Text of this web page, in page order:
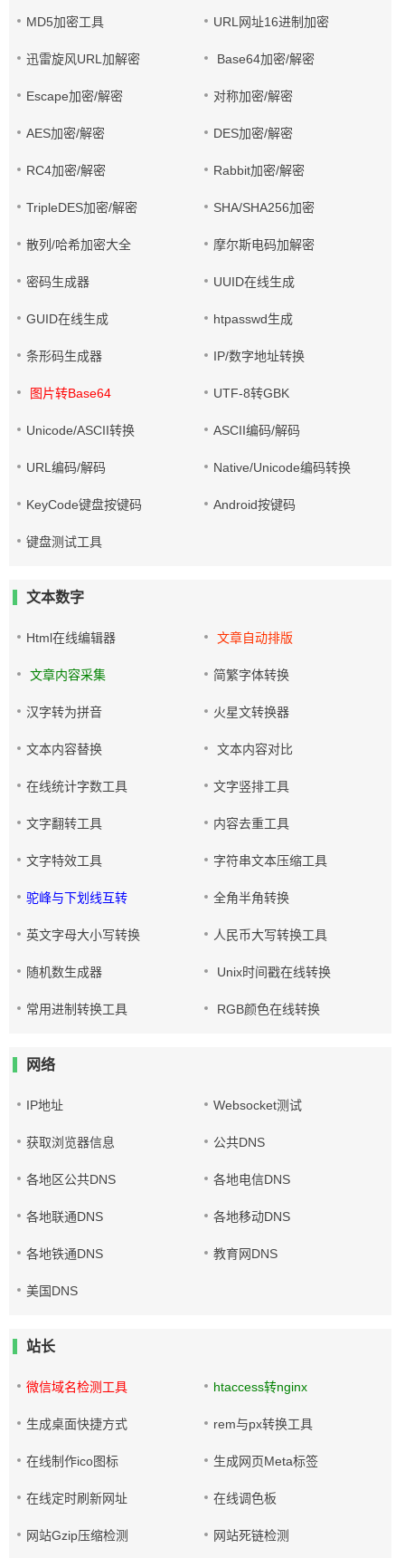
MD5加密工具 URL网址16进制加密
迅雷旋风URL加解密 Base64加密/解密
Escape加密/解密 对称加密/解密
AES加密/解密 DES加密/解密
RC4加密/解密 Rabbit加密/解密
TripleDES加密/解密 SHA/SHA256加密
散列/哈希加密大全 摩尔斯电码加解密
密码生成器 UUID在线生成
GUID在线生成 htpasswd生成
条形码生成器 IP/数字地址转换
图片转Base64 UTF-8转GBK
Unicode/ASCII转换 ASCII编码/解码
URL编码/解码 Native/Unicode编码转换
KeyCode键盘按键码 Android按键码
键盘测试工具
文本数字
Html在线编辑器 文章自动排版
文章内容采集 简繁字体转换
汉字转为拼音 火星文转换器
文本内容替换 文本内容对比
在线统计字数工具 文字竖排工具
文字翻转工具 内容去重工具
文字特效工具 字符串文本压缩工具
驼峰与下划线互转 全角半角转换
英文字母大小写转换 人民币大写转换工具
随机数生成器 Unix时间戳在线转换
常用进制转换工具 RGB颜色在线转换
网络
IP地址 Websocket测试
获取浏览器信息 公共DNS
各地区公共DNS 各地电信DNS
各地联通DNS 各地移动DNS
各地铁通DNS 教育网DNS
美国DNS
站长
微信域名检测工具 htaccess转nginx
生成桌面快捷方式 rem与px转换工具
在线制作ico图标 生成网页Meta标签
在线定时刷新网址 在线调色板
网站Gzip压缩检测 网站死链检测